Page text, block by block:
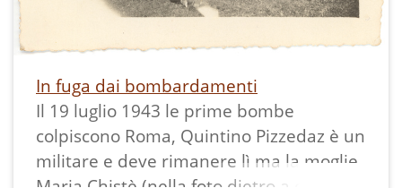
In fuga dai bombardamenti
Il 19 luglio 1943 le prime bombe
colpiscono Roma, Quintino Pizzedaz è un
militare e deve rimanere lì ma la moglie,